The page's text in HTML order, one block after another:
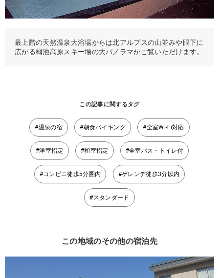
最上階の天然温泉大浴場からは北アルプスの山並みや眼下に
広がる栂池高原スキー場の大パノラマがご覧いただけます。
この記事に関するタグ
#温泉の宿 #朝食バイキング #全室Wi-Fi対応
#洋室指定 #和室指定 #全室バス・トイレ付
#コンビニ徒歩5分圏内 #ゲレンデ徒歩3分以内
#スタンダード
この地域のその他の宿泊先